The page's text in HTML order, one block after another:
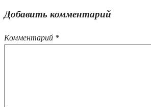
Добавить комментарий
Комментарий *